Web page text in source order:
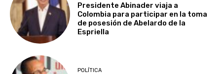
Presidente Abinader viaja a
Colombia para participar en la toma
de posesión de Abelardo de la
Espriella
POLÍTICA